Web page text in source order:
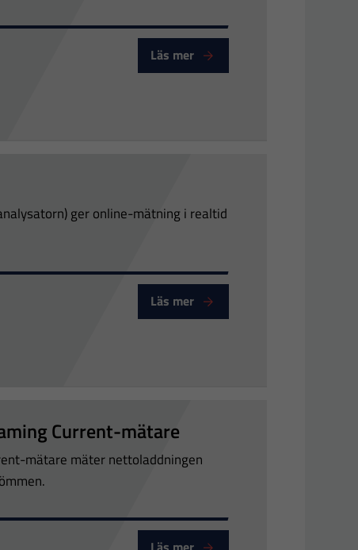
Läs mer
ger online-mätning i realtid
UV254Probe
Läs mer
Current-mätare
mätare mäter nettoladdningen